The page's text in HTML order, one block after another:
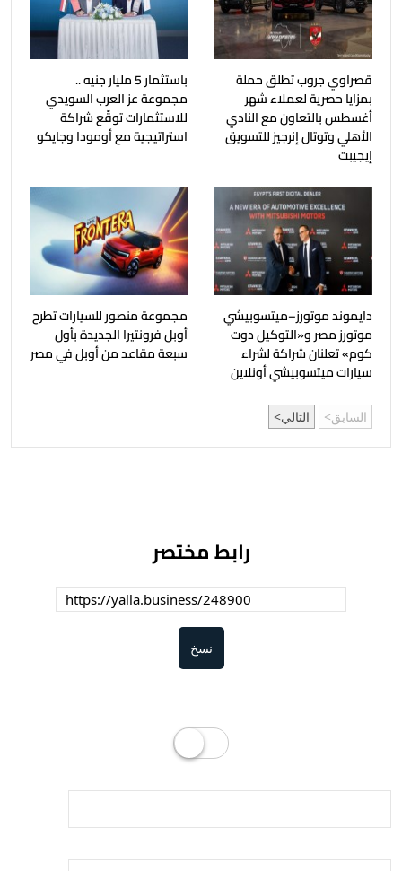
قصراوي جروب تطلق حملة
بمزايا حصرية لعملاء شهر
أغسطس بالتعاون مع النادي
الأهلي وتوتال إنرجيز للتسويق
إيجيبت
باستثمار 5 مليار جنيه ..
مجموعة عز العرب السويدي
للاستثمارات توقّع شراكة
استراتيجية مع أومودا وجايكو
دايموند موتورز–ميتسوبيشي
موتورز مصر و«التوكيل دوت
كوم» تعلنان شراكة لشراء
سيارات ميتسوبيشي أونلاين
مجموعة منصور للسيارات تطرح
أوبل فرونتيرا الجديدة بأول
سبعة مقاعد من أوبل في مصر
السابق التالي
رابط مختصر
نسخ